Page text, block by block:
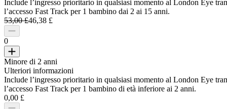
Include l’ingresso prioritario in qualsiasi momento al London Eye
l’accesso Fast Track per 1 bambino dai 2 ai 15 anni.
53,00 £46,38 £
0
Minore di 2 anni
Ulteriori informazioni
Include l’ingresso prioritario in qualsiasi momento al London Eye
l’accesso Fast Track per 1 bambino di età inferiore ai 2 anni.
0,00 £